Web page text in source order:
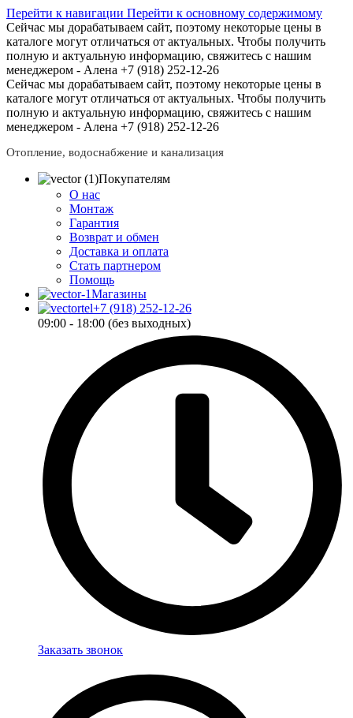
Перейти к навигации Перейти к основному содержимому
Сейчас мы дорабатываем сайт, поэтому некоторые цены в
каталоге могут отличаться от актуальных. Чтобы получить
полную и актуальную информацию, свяжитесь с нашим
менеджером - Алена +7 (918) 252-12-26
Сейчас мы дорабатываем сайт, поэтому некоторые цены в
каталоге могут отличаться от актуальных. Чтобы получить
полную и актуальную информацию, свяжитесь с нашим
менеджером - Алена +7 (918) 252-12-26
Отопление, водоснабжение и канализация
Покупателям
О нас
Монтаж
Гарантия
Возврат и обмен
Доставка и оплата
Стать партнером
Помощь
Магазины
+7 (918) 252-12-26
09:00 - 18:00 (без выходных)
Заказать звонок